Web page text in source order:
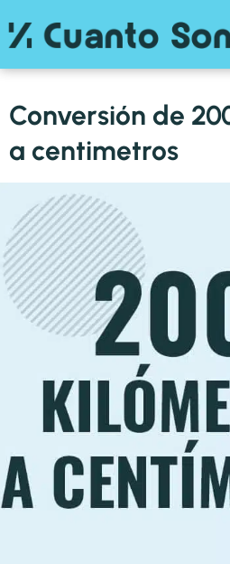
Conversión de
a centimetros